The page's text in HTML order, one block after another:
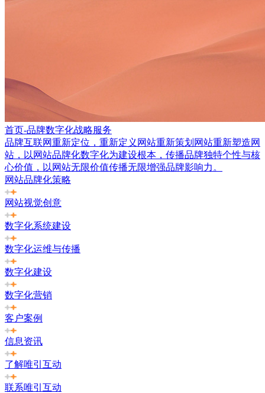
首页-品牌数字化战略服务
品牌互联网重新定位，重新定义网站重新策划网站重新塑造网
站，以网站品牌化数字化为建设根本，传播品牌独特个性与核
心价值，以网站无限价值传播无限增强品牌影响力。
网站品牌化策略
网站视觉创意
数字化系统建设
数字化运维与传播
数字化建设
数字化营销
客户案例
信息资讯
了解唯引互动
联系唯引互动